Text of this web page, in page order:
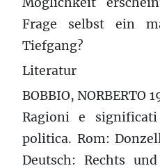
Frage selbst ein
Tiefgang?
Literatur
BOBBIO, NORBERTO
Ragioni e
politica. Rom:
Deutsch: Rechts